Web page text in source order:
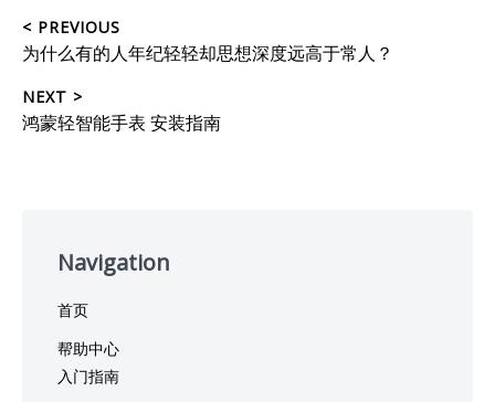
文
导
< PREVIOUS
Previous
为什么有的人年纪轻轻却思想深度远高于常人？
NEXT >
Next
鸿蒙轻智能手表 安装指南
footerNavigation
首页
帮助中心
入门指南